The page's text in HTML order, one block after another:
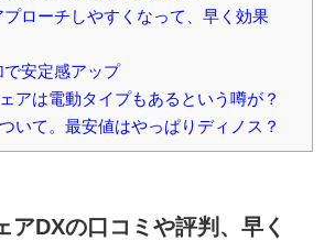
ローチしやすくなって、早く効果
安定感アップ
アは電動タイプもあるという噂が？
いて。最安値はやっぱりディノス？
アDXの口コミや評判、早く